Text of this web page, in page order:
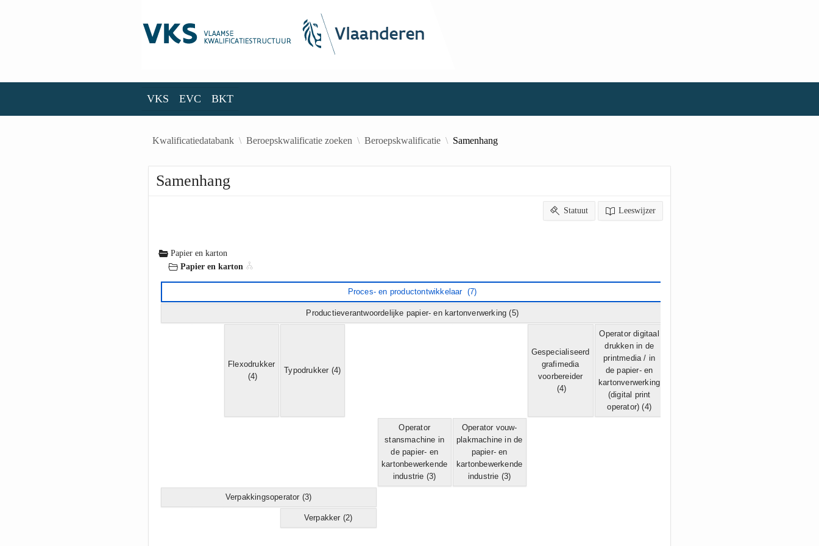
VKS EVC BKT
Kwalificatiedatabank Beroepskwalificatie zoeken Beroepskwalificatie Samenhang
Samenhang
Statuut Leeswijzer
Papier en karton
Papier en karton
Proces- en productontwikkelaar (7)
Productieverantwoordelijke papier- en kartonverwerking (5)
Flexodrukker
(4)
Typodrukker (4)
Gespecialiseerd
grafimedia
voorbereider
(4)
Operator digitaal
drukken in de
printmedia / in
de papier- en
kartonverwerking
(digital print
operator) (4)
Operator
stansmachine in
de papier- en
kartonbewerkende
industrie (3)
Operator vouw-
plakmachine in de
papier- en
kartonbewerkende
industrie (3)
Verpakkingsoperator (3)
Verpakker (2)